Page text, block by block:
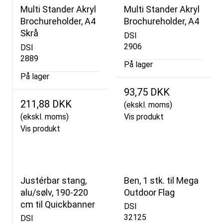
Multi Stander Akryl
Brochureholder, A4
Skrå
DSI
2889
På lager
211,88 DKK
(ekskl. moms)
Vis produkt
Multi Stander Akryl
Brochureholder, A4
DSI
2906
På lager
93,75 DKK
(ekskl. moms)
Vis produkt
Justérbar stang,
alu/sølv, 190-220
cm til Quickbanner
DSI
Ben, 1 stk. til Mega
Outdoor Flag
DSI
32125